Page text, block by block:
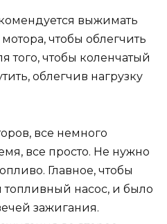
выжимать
чтобы облегчить
того, чтобы коленчатый
облегчив нагрузку
все немного
все просто. Не нужно
Главное, чтобы
насос, и было
зажигания.